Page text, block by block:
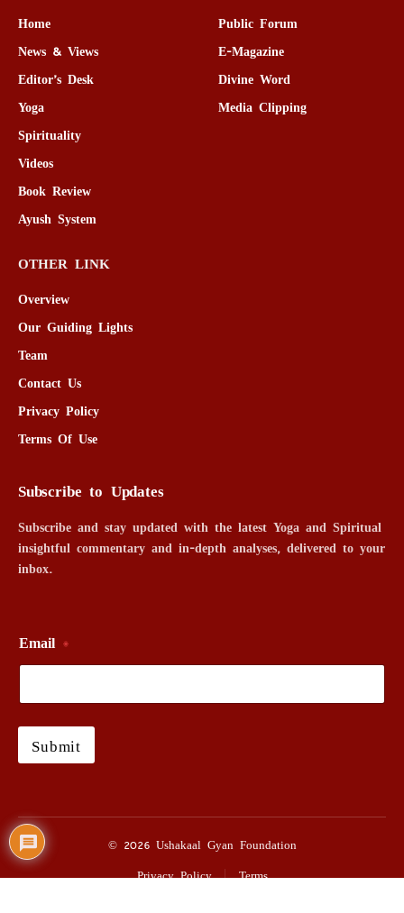
Home
News & Views
Editor’s Desk
Yoga
Spirituality
Videos
Book Review
Ayush System
Public Forum
E-Magazine
Divine Word
Media Clipping
OTHER LINK
Overview
Our Guiding Lights
Team
Contact Us
Privacy Policy
Terms Of Use
Subscribe to Updates
Subscribe and stay updated with the latest Yoga and Spiritual
insightful commentary and in-depth analyses, delivered to your
inbox.
Email *
Submit
© 2026 Ushakaal Gyan Foundation
Privacy Policy
Terms